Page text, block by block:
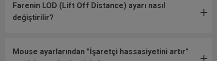
Farenin LOD (Lift Off Distance) ayarı nasıl
değiştirilir?
Mouse ayarlarından "İşaretçi hassasiyetini artır"